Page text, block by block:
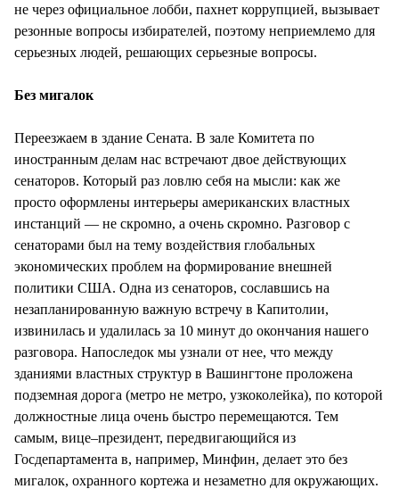
не через официальное лобби, пахнет коррупцией, вызывает
резонные вопросы избирателей, поэтому неприемлемо для
серьезных людей, решающих серьезные вопросы.
Без мигалок
Переезжаем в здание Сената. В зале Комитета по
иностранным делам нас встречают двое действующих
сенаторов. Который раз ловлю себя на мысли: как же
просто оформлены интерьеры американских властных
инстанций — не скромно, а очень скромно. Разговор с
сенаторами был на тему воздействия глобальных
экономических проблем на формирование внешней
политики США. Одна из сенаторов, сославшись на
незапланированную важную встречу в Капитолии,
извинилась и удалилась за 10 минут до окончания нашего
разговора. Напоследок мы узнали от нее, что между
зданиями властных структур в Вашингтоне проложена
подземная дорога (метро не метро, узкоколейка), по которой
должностные лица очень быстро перемещаются. Тем
самым, вице–президент, передвигающийся из
Госдепартамента в, например, Минфин, делает это без
мигалок, охранного кортежа и незаметно для окружающих.